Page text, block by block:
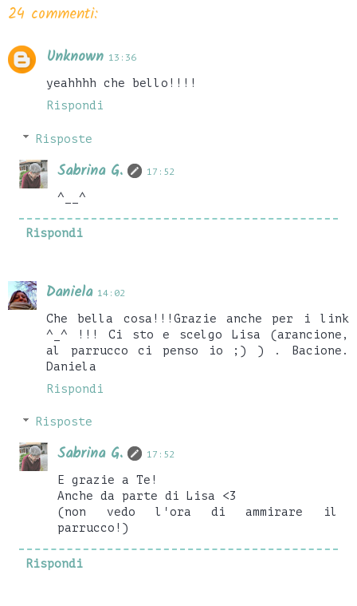
24 commenti:
Unknown 13:36
yeahhhh che bello!!!!
Rispondi
Risposte
Sabrina G. 17:52
^__^
Rispondi
Daniela 14:02
Che bella cosa!!!Grazie anche per i link
^_^ !!! Ci sto e scelgo Lisa (arancione,
al parrucco ci penso io ;) ) . Bacione.
Daniela
Rispondi
Risposte
Sabrina G. 17:52
E grazie a Te!
Anche da parte di Lisa <3
(non vedo l'ora di ammirare il
parrucco!)
Rispondi